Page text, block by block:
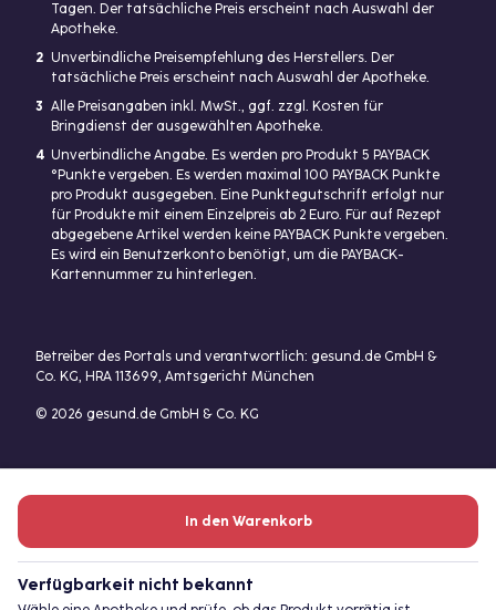
In den Warenkorb
Verfügbarkeit nicht bekannt
Tagen. Der tatsächliche Preis erscheint nach Auswahl der
Apotheke.
2 Unverbindliche Preisempfehlung des Herstellers. Der
tatsächliche Preis erscheint nach Auswahl der Apotheke.
3 Alle Preisangaben inkl. MwSt., ggf. zzgl. Kosten für
Bringdienst der ausgewählten Apotheke.
4 Unverbindliche Angabe. Es werden pro Produkt 5 PAYBACK
°Punkte vergeben. Es werden maximal 100 PAYBACK Punkte
pro Produkt ausgegeben. Eine Punktegutschrift erfolgt nur
für Produkte mit einem Einzelpreis ab 2 Euro. Für auf Rezept
abgegebene Artikel werden keine PAYBACK Punkte vergeben.
Es wird ein Benutzerkonto benötigt, um die PAYBACK-
Kartennummer zu hinterlegen.
Betreiber des Portals und verantwortlich: gesund.de GmbH &
Co. KG, HRA 113699, Amtsgericht München
© 2026 gesund.de GmbH & Co. KG